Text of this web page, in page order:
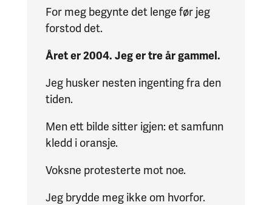
For meg begynte det lenge før jeg
forstod det.
Året er 2004. Jeg er tre år gammel.
Jeg husker nesten ingenting fra den
tiden.
Men ett bilde sitter igjen: et samfunn
kledd i oransje.
Voksne protesterte mot noe.
Jeg brydde meg ikke om hvorfor.